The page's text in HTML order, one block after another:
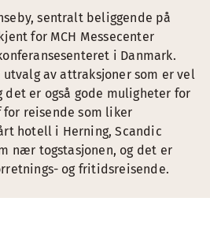
sentralt beliggende på
for MCH Messecenter
i Danmark.
av attraksjoner som er vel
det er også gode muligheter for
reisende som liker
hotell i Herning, Scandic
nær togstasjonen, og det er
og fritidsreisende.